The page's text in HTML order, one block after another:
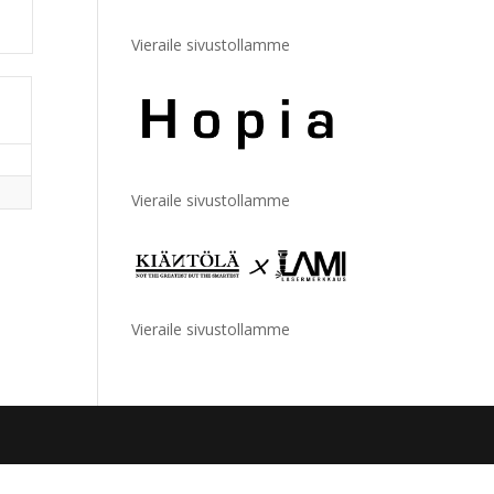
Vieraile sivustollamme
Vieraile sivustollamme
Vieraile sivustollamme